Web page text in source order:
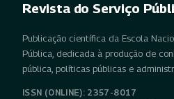
Revista do Serviço
Publicação científica da Escola
Pública, dedicada à produção de
pública, políticas públicas e
ISSN (ONLINE): 2357-8017